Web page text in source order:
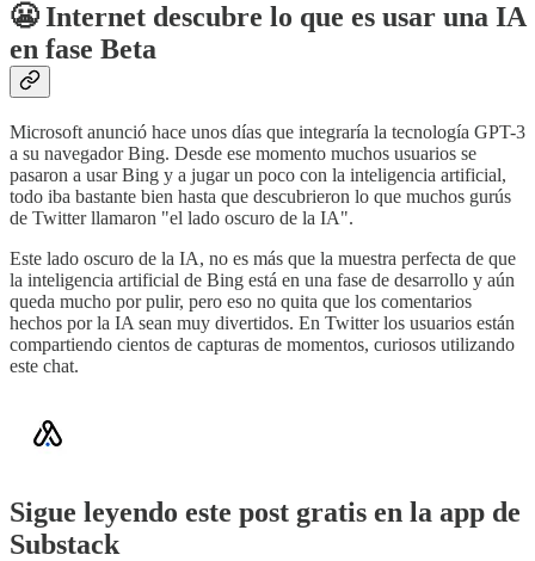
😬 Internet descubre lo que es usar una IA
en fase Beta
Microsoft anunció hace unos días que integraría la tecnología GPT-3
a su navegador Bing. Desde ese momento muchos usuarios se
pasaron a usar Bing y a jugar un poco con la inteligencia artificial,
todo iba bastante bien hasta que descubrieron lo que muchos gurús
de Twitter llamaron "el lado oscuro de la IA".
Este lado oscuro de la IA, no es más que la muestra perfecta de que
la inteligencia artificial de Bing está en una fase de desarrollo y aún
queda mucho por pulir, pero eso no quita que los comentarios
hechos por la IA sean muy divertidos. En Twitter los usuarios están
compartiendo cientos de capturas de momentos, curiosos utilizando
este chat.
Sigue leyendo este post gratis en la app de
Substack